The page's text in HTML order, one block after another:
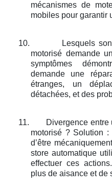
mécanismes de
mobiles pour garantir
10.
Lesquels
motorisé demande
symptômes
demande une
étranges, un
détachées, et des
11.
Divergence entre
motorisé ? Solution
d’être
store automatique
effectuer ces
plus de aisance et de